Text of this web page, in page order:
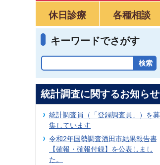
休日診療
各種相談
キーワードでさがす
統計調査に関するお知らせ
統計調査員（「登録調査員」）を募
集しています
令和2年国勢調査酒田市結果報告書
【確報・確報付録】を公表しまし
た。